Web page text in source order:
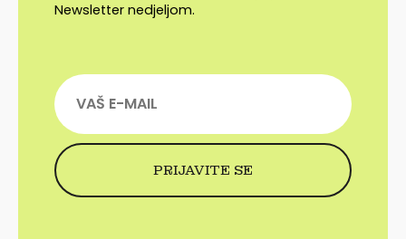
Newsletter nedjeljom.